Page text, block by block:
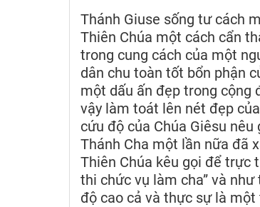
Thánh Giuse sống tư cách
Thiên Chúa một cách cẩn
trong cung cách của một
dân chu toàn tốt bổn phận
một dấu ấn đẹp trong cộng
vậy làm toát lên nét đẹp
cứu độ của Chúa Giêsu
Thánh Cha một lần nữa đã
Thiên Chúa kêu gọi để trực
thi chức vụ làm cha” và
độ cao cả và thực sự là